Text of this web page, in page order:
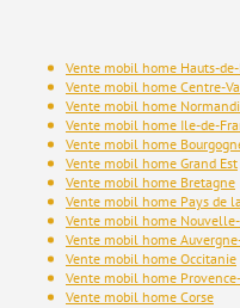
Vente mobil home Hauts-
Vente mobil home Centre-
Vente mobil home
Vente mobil home Ile-de-
Vente mobil home
Vente mobil home Grand Est
Vente mobil home Bretagne
Vente mobil home Pays de
Vente mobil home
Vente mobil home
Vente mobil home Occitanie
Vente mobil home
Vente mobil home Corse